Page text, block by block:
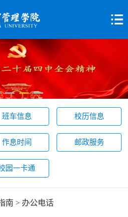
班车信息 校历信息
作息时间 邮政服务
园一卡通
南 > 办公电话